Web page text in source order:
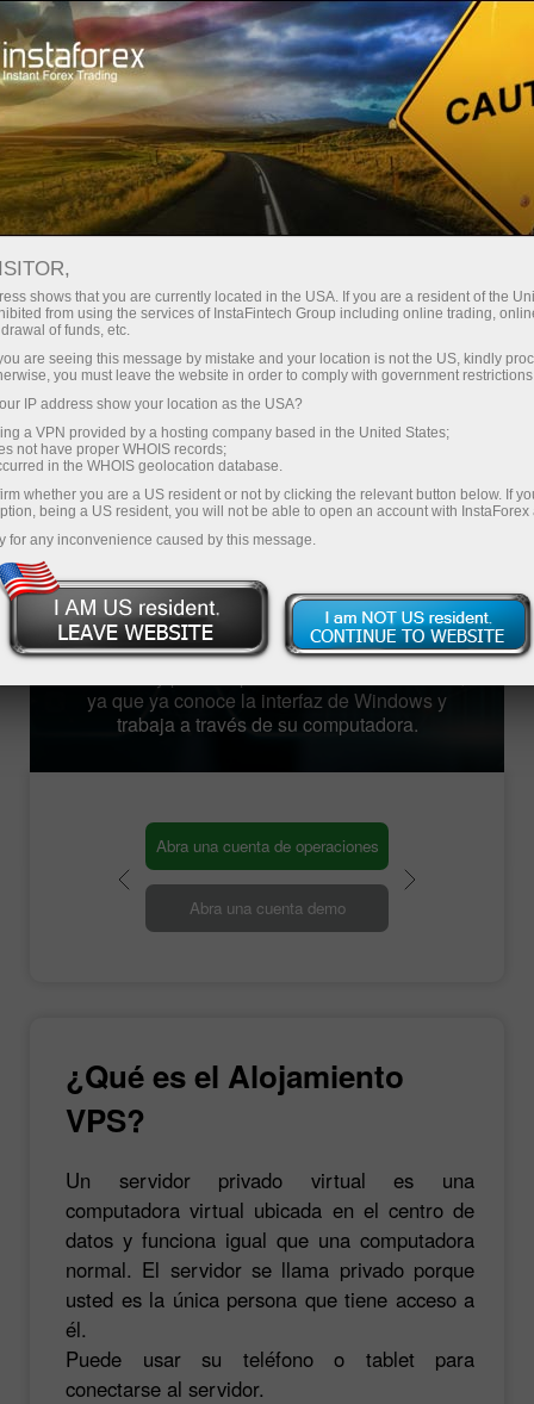
Para Operadores
Condiciones de negociación
Alojamiento VPS
Hosting VPS para
Forex - Servidor de
Trading Rápido y
Estable
VPS es una herramienta que le ayudará a
organizar correctamente sus operaciones en el
fuente de alimentación de reserva, lo que lo
hace ser altamente disponible y confiable 24/7.
Está diseñado para cualquier dispositivo.
Además, dispone de conexión a Internet de alta
ya que ya conoce la interfaz de Windows y
trabaja a través de su computadora.
Abra una cuenta de operaciones
Abra una cuenta demo
¿Qué es el Alojamiento
VPS?
Un servidor privado virtual es una
computadora virtual ubicada en el centro de
datos y funciona igual que una computadora
normal. El servidor se llama privado porque
usted es la única persona que tiene acceso a
él.
Puede usar su teléfono o tablet para
conectarse al servidor.
shows that you are currently located in the USA. If you are a resident of the
from using the services of InstaFintech Group including online trading,
of funds, etc.
are seeing this message by mistake and your location is not the US, kindly
you must leave the website in order to comply with government
IP address show your location as the USA?
a VPN provided by a hosting company based in the United States;
not have proper WHOIS records;
in the WHOIS geolocation database.
whether you are a US resident or not by clicking the relevant button below. If
being a US resident, you will not be able to open an account with InstaForex
for any inconvenience caused by this message.